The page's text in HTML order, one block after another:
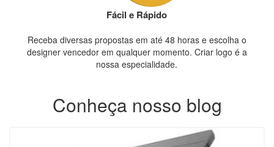
Fácil e Rápido
Receba diversas propostas em até 48 horas e escolha o
designer vencedor em qualquer momento. Criar logo é a
nossa especialidade.
Conheça nosso blog